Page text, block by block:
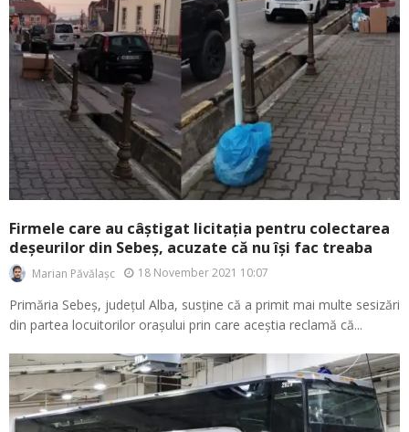
Firmele care au câștigat licitația pentru colectarea
deșeurilor din Sebeș, acuzate că nu își fac treaba
Marian Păvălașc 18 November 2021 10:07
Primăria Sebeș, județul Alba, susține că a primit mai multe sesizări
din partea locuitorilor orașului prin care aceștia reclamă că...